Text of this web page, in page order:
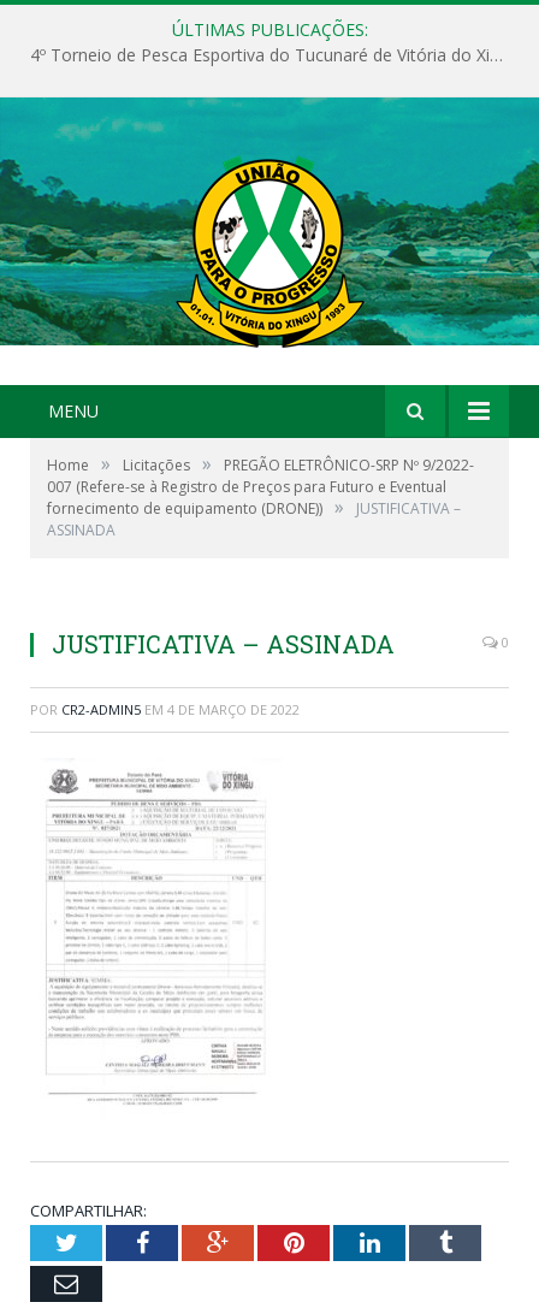
ÚLTIMAS PUBLICAÇÕES:
4º Torneio de Pesca Esportiva do Tucunaré de Vitória do Xingu
MENU
Home » Licitações »
PREGÃO ELETRÔNICO-SRP Nº 9/2022-
007 (Refere-se à Registro de Preços para Futuro e Eventual
fornecimento de equipamento (DRONE)) »
JUSTIFICATIVA –
ASSINADA
JUSTIFICATIVA – ASSINADA 0
POR CR2-ADMIN5 EM 4 DE MARÇO DE 2022
COMPARTILHAR:
TwitterFacebookGoogle+PinterestLinkedInTumblr
Email